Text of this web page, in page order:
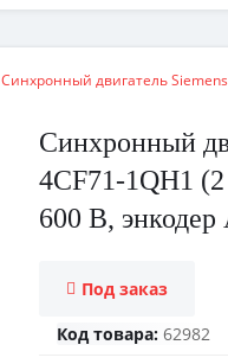
Синхронный двигатель Siemens
Синхронный
4CF71-1QH1
600 В, энкодер
Под заказ
Код товара: 62982